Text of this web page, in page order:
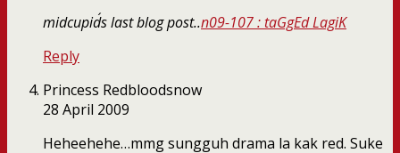
midcupid´s last blog post..n09-107 : taGgEd LagiK
Reply
Princess Redbloodsnow
28 April 2009
Heheehehe…mmg sungguh drama la kak red. Suke